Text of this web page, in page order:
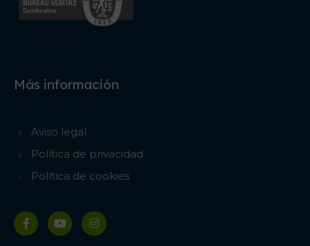
Más información
Aviso legal
Política de privacidad
Política de cookies